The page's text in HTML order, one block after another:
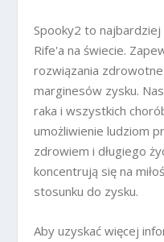
Spooky2 to
Rife'a na świecie.
rozwiązania
marginesów zysku.
raka i wszystkich
umożliwienie ludziom
zdrowiem i długiego
koncentrują się na
stosunku do zysku.
Aby uzyskać więcej